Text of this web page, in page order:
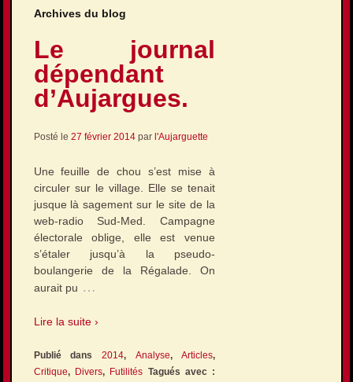
Archives du blog
Le journal
dépendant
d’Aujargues.
Posté le 27 février 2014par l'Aujarguette
Une feuille de chou s’est mise à
circuler sur le village. Elle se tenait
jusque là sagement sur le site de la
web-radio Sud-Med. Campagne
électorale oblige, elle est venue
s’étaler jusqu’à la pseudo-
boulangerie de la Régalade. On
aurait pu …
Lire la suite ›
Publié dans 2014, Analyse,Articles,
Critique, Divers, Futilités Tagués avec :